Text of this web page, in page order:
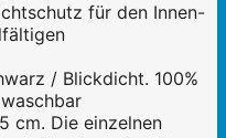
für den Innen-
/ Blickdicht. 100%
cm. Die einzelnen